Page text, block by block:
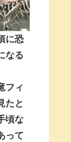
に恐
なる
フィ
たと
頃な
って